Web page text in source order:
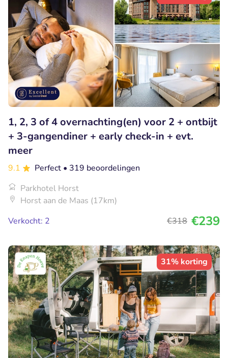
1, 2, 3 of 4 overnachting(en) voor 2 + ontbijt
+ 3-gangendiner + early check-in + evt.
meer
9.1 Perfect • 319 beoordelingen
Parkhotel Horst
Horst aan de Maas (17km)
Verkocht: 2
€318 €239
31% korting